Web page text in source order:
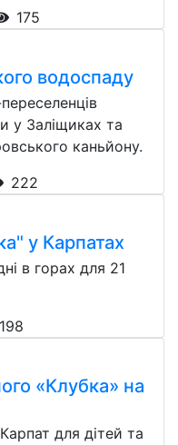
175
водоспаду
у Заліщиках та
каньйону.
222
у Карпатах
в горах для 21
198
«Клубка» на
для дітей та